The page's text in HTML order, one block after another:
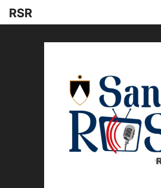
RSR